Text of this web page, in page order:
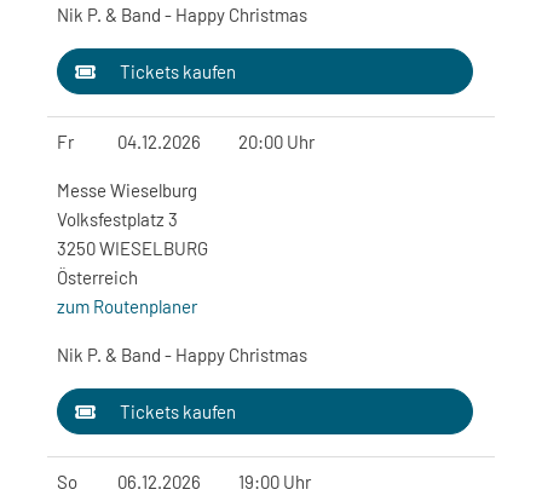
Nik P. & Band - Happy Christmas
Tickets kaufen
Fr 04.12.2026 20:00 Uhr
Messe Wieselburg
Volksfestplatz 3
3250 WIESELBURG
Österreich
zum Routenplaner
Nik P. & Band - Happy Christmas
Tickets kaufen
So 06.12.2026 19:00 Uhr